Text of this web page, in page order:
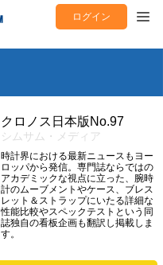
ログイン
クロノス日本版No.97
シムサム・メディア
時計界における最新ニュースもヨー
ロッパから発信。専門誌ならではの
アカデミックな視点に立った、腕時
計のムーブメントやケース、ブレス
レット＆ストラップにいたる詳細な
性能比較やスペックテストという同
誌独自の看板企画も翻訳し掲載しま
す。